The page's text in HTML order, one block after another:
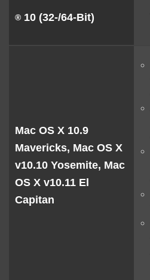
® 10 (32-/64-Bit)
Mac OS X 10.9
Mavericks, Mac OS X
v10.10 Yosemite, Mac
OS X v10.11 El
Capitan